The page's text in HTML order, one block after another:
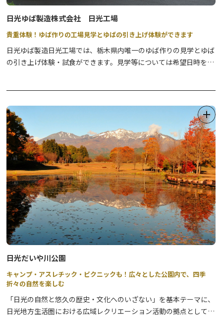
日光ゆば製造株式会社 日光工場
貴重体験！ゆば作りの工場見学とゆばの引き上げ体験ができます
日光ゆば製造日光工場では、栃木県内唯一のゆば作りの見学とゆば
の引き上げ体験・試食ができます。見学等については希望日時を連
京都の「湯葉」と日光の「湯波」の違いについてや、ゆばができ上
がるまでの工程等を、工場内を案内しながら説明いたします。
<引き上げ体験>
ミニチュアのゆば槽で、実際にゆば作りが体験できます。試食コー
ナーでは、生ゆばなど出来たての風味豊かなゆばが試食いただけま
す。
売店では当店自慢のオリジナル商品をバラエティ豊かに取り揃えて
おります。
日光だいや川公園
キャンプ・アスレチック・ピクニックも！広々とした公園内で、四季
折々の自然を楽しむ
「日光の自然と悠久の歴史・文化へのいざない」を基本テーマに、
日光地方生活圏における広域レクリエーション活動の拠点として位